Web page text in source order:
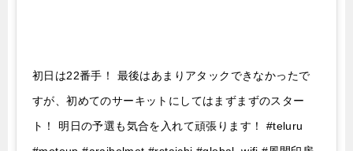
初日は22番手！ 最後はあまりアタックできなかったで
すが、初めてのサーキットにしてはまずまずのスター
ト！ 明日の予選も気合を入れて頑張ります！ #teluru